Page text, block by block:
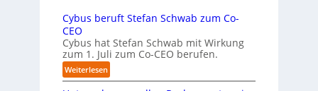
e
u
n
v
u
d
i
e
I
-
o
m
m
i
Cybus beruft Stefan Schwab zum Co-
CEO
Cybus hat Stefan Schwab mit Wirkung
zum 1. Juli zum Co-CEO berufen.
Weiterlesen:
C